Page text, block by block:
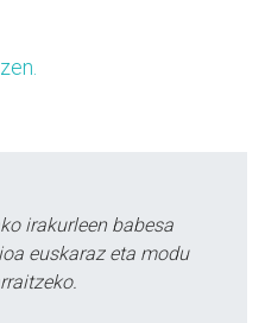
irakurleen babesa
euskaraz eta modu